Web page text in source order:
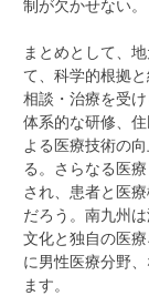
制が欠かせない。
まとめとして、
て、科学的根拠
相談・治療を受
体系的な研修、
よる医療技術の
る。さらなる医
され、患者と医
だろう。南九州
文化と独自の医
に男性医療分野
ます。